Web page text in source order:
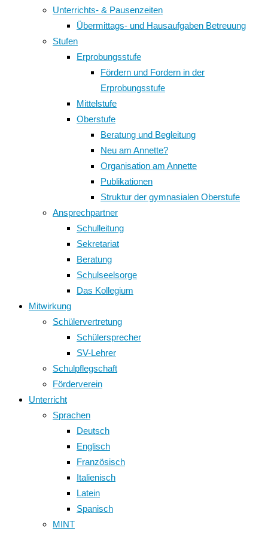
Unterrichts- & Pausenzeiten
Übermittags- und Hausaufgaben Betreuung
Stufen
Erprobungsstufe
Fördern und Fordern in der
Erprobungsstufe
Mittelstufe
Oberstufe
Beratung und Begleitung
Neu am Annette?
Organisation am Annette
Publikationen
Struktur der gymnasialen Oberstufe
Ansprechpartner
Schulleitung
Sekretariat
Beratung
Schulseelsorge
Das Kollegium
Mitwirkung
Schülervertretung
Schülersprecher
SV-Lehrer
Schulpflegschaft
Förderverein
Unterricht
Sprachen
Deutsch
Englisch
Französisch
Italienisch
Latein
Spanisch
MINT